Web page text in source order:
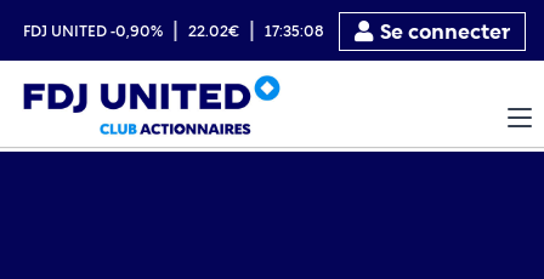
FDJ UNITED -0,90% | 22.02€ | 17:35:08 Se connecter